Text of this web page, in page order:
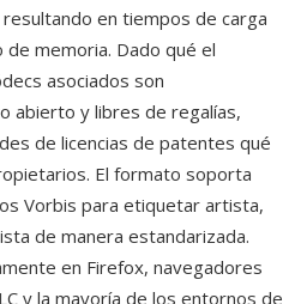
en tiempos de carga
memoria. Dado qué el
asociados son
abierto y libres de regalías,
de licencias de patentes qué
El formato soporta
Vorbis para etiquetar artista,
de manera estandarizada.
en Firefox, navegadores
y la mayoría de los entornos de